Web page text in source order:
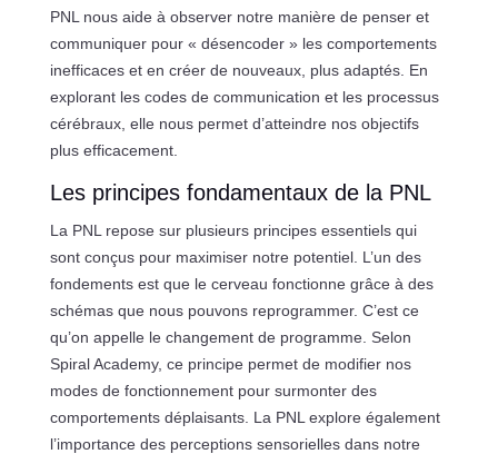
PNL nous aide à observer notre manière de penser et
communiquer pour « désencoder » les comportements
inefficaces et en créer de nouveaux, plus adaptés. En
explorant les codes de communication et les processus
cérébraux, elle nous permet d’atteindre nos objectifs
plus efficacement.
Les principes fondamentaux de la PNL
La PNL repose sur plusieurs principes essentiels qui
sont conçus pour maximiser notre potentiel. L’un des
fondements est que le cerveau fonctionne grâce à des
schémas que nous pouvons reprogrammer. C’est ce
qu’on appelle le changement de programme. Selon
Spiral Academy, ce principe permet de modifier nos
modes de fonctionnement pour surmonter des
comportements déplaisants. La PNL explore également
l’importance des perceptions sensorielles dans notre